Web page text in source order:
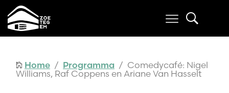
Home / Programma / Comedycafé: Nigel
Williams, Raf Coppens en Ariane Van Hasselt